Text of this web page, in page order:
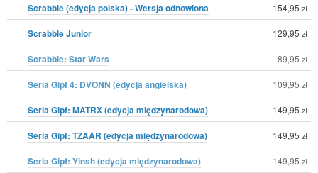
Scrabble (edycja polska) - Wersja odnowiona 154,95 zł
Scrabble Junior 129,95 zł
Scrabble: Star Wars 89,95 zł
Seria Gipf 4: DVONN (edycja angielska) 109,95 zł
Seria Gipf: MATRX (edycja międzynarodowa) 149,95 zł
Seria Gipf: TZAAR (edycja międzynarodowa) 149,95 zł
Seria Gipf: Yinsh (edycja międzynarodowa) 149,95 zł